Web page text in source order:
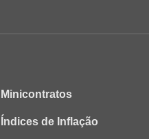
Minicontratos
Índices de Inflação